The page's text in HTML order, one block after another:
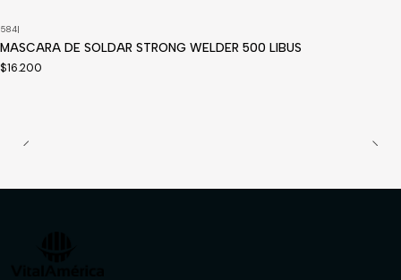
584|
MASCARA DE SOLDAR STRONG WELDER 500 LIBUS
$16.200